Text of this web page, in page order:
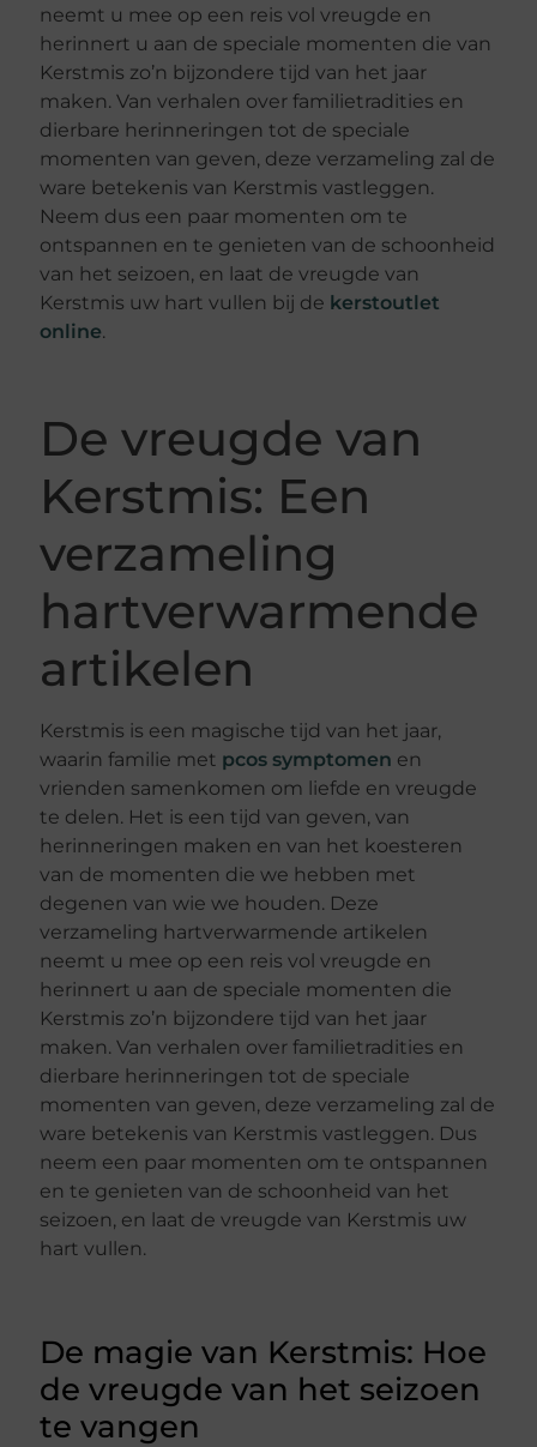
neemt u mee op een reis vol vreugde en
herinnert u aan de speciale momenten die van
Kerstmis zo’n bijzondere tijd van het jaar
maken. Van verhalen over familietradities en
dierbare herinneringen tot de speciale
momenten van geven, deze verzameling zal de
ware betekenis van Kerstmis vastleggen.
Neem dus een paar momenten om te
ontspannen en te genieten van de schoonheid
van het seizoen, en laat de vreugde van
Kerstmis uw hart vullen bij de kerstoutlet
online.
De vreugde van
Kerstmis: Een
verzameling
hartverwarmende
artikelen
Kerstmis is een magische tijd van het jaar,
waarin familie met pcos symptomen en
vrienden samenkomen om liefde en vreugde
te delen. Het is een tijd van geven, van
herinneringen maken en van het koesteren
van de momenten die we hebben met
degenen van wie we houden. Deze
verzameling hartverwarmende artikelen
neemt u mee op een reis vol vreugde en
herinnert u aan de speciale momenten die
Kerstmis zo’n bijzondere tijd van het jaar
maken. Van verhalen over familietradities en
dierbare herinneringen tot de speciale
momenten van geven, deze verzameling zal de
ware betekenis van Kerstmis vastleggen. Dus
neem een paar momenten om te ontspannen
en te genieten van de schoonheid van het
seizoen, en laat de vreugde van Kerstmis uw
hart vullen.
De magie van Kerstmis: Hoe
de vreugde van het seizoen
te vangen